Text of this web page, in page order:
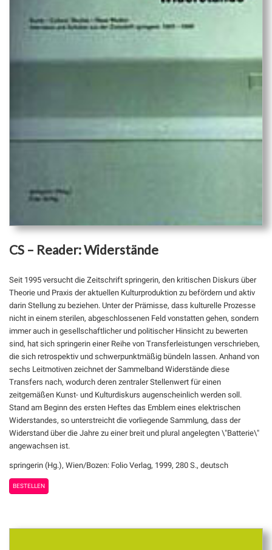
CS – Reader: Widerstände
Seit 1995 versucht die Zeitschrift springerin, den kritischen Diskurs über
Theorie und Praxis der aktuellen Kulturproduktion zu befördern und aktiv
darin Stellung zu beziehen. Unter der Prämisse, dass kulturelle Prozesse
nicht in einem sterilen, abgeschlossenen Feld vonstatten gehen, sondern
immer auch in gesellschaftlicher und politischer Hinsicht zu bewerten
sind, hat sich springerin einer Reihe von Transferleistungen verschrieben,
die sich retrospektiv und schwerpunktmäßig bündeln lassen. Anhand von
sechs Leitmotiven zeichnet der Sammelband Widerstände diese
Transfers nach, wodurch deren zentraler Stellenwert für einen
zeitgemäßen Kunst- und Kulturdiskurs augenscheinlich werden soll.
Stand am Beginn des ersten Heftes das Emblem eines elektrischen
Widerstandes, so unterstreicht die vorliegende Sammlung, dass der
Widerstand über die Jahre zu einer breit und plural angelegten \"Batterie\"
angewachsen ist.
springerin (Hg.), Wien/Bozen: Folio Verlag, 1999, 280 S., deutsch
BESTELLEN